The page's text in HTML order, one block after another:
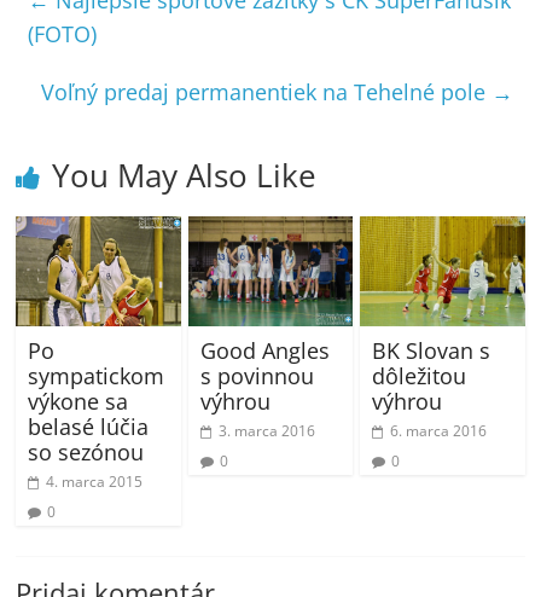
(FOTO)
Voľný predaj permanentiek na Tehelné pole →
You May Also Like
Po
sympatickom
výkone sa
belasé lúčia
so sezónou
4. marca 2015
0
Good Angles
s povinnou
výhrou
3. marca 2016
0
BK Slovan s
dôležitou
výhrou
6. marca 2016
0